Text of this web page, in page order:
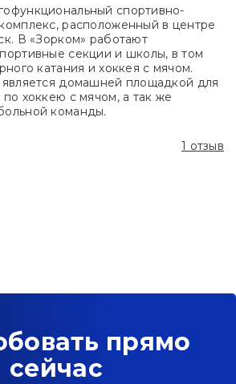
спортивно-
расположенный в центре
В «Зорком» работают
секции и школы, в том
катания и хоккея с мячом.
домашней площадкой для
хоккею с мячом, а так же
команды.
1 отзыв
прямо
сейчас